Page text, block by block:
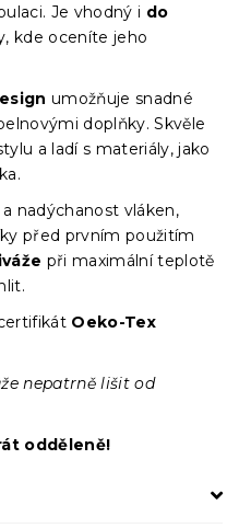
Je vhodný i do
kde oceníte jeho
umožňuje snadné
doplňky. Skvěle
a ladí s materiály, jako
nadýchanost vláken,
před prvním použitím
při maximální teplotě
Oeko-Tex
nepatrně lišit od
odděleně!